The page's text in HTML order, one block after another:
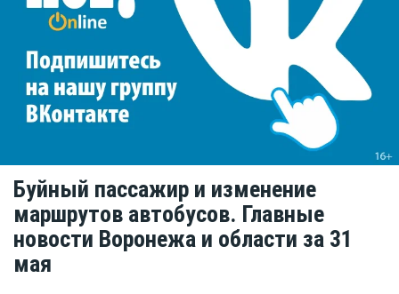
Буйный пассажир и изменение
маршрутов автобусов. Главные
новости Воронежа и области за 31
мая